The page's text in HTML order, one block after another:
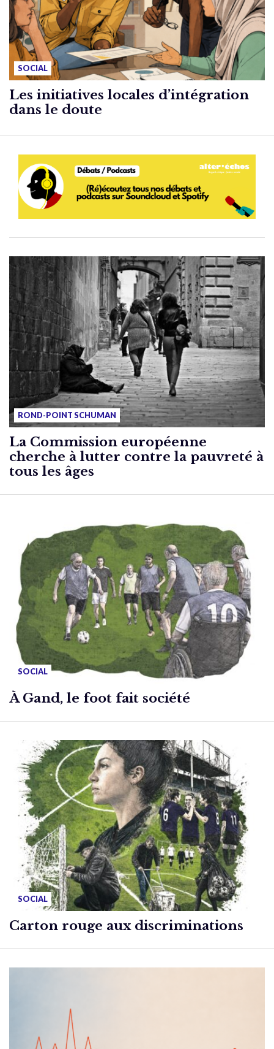
SOCIAL
Les initiatives locales d’intégration
dans le doute
ROND-POINT SCHUMAN
La Commission européenne
cherche à lutter contre la pauvreté à
tous les âges
SOCIAL
À Gand, le foot fait société
SOCIAL
Carton rouge aux discriminations